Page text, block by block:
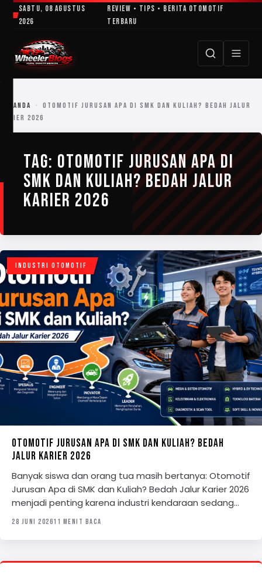
LewatiSabtu, 08 Agustus
2026
Review • Tips • Berita Otomotif
Terbaru
BERANDA ›
OTOMOTIF JURUSAN APA DI SMK DAN KULIAH? BEDAH JALUR
KARIER 2026
TAG: OTOMOTIF JURUSAN APA DI
SMK DAN KULIAH? BEDAH JALUR
KARIER 2026
INDUSTRI OTOMOTIF
OTOMOTIF JURUSAN APA DI SMK DAN KULIAH? BEDAH
JALUR KARIER 2026
Banyak siswa dan orang tua masih bertanya: Otomotif
Jurusan Apa di SMK dan Kuliah? Bedah Jalur Karier 2026
menjadi penting karena industri kendaraan sedang…
28 JUNI 202611 MENIT BACA